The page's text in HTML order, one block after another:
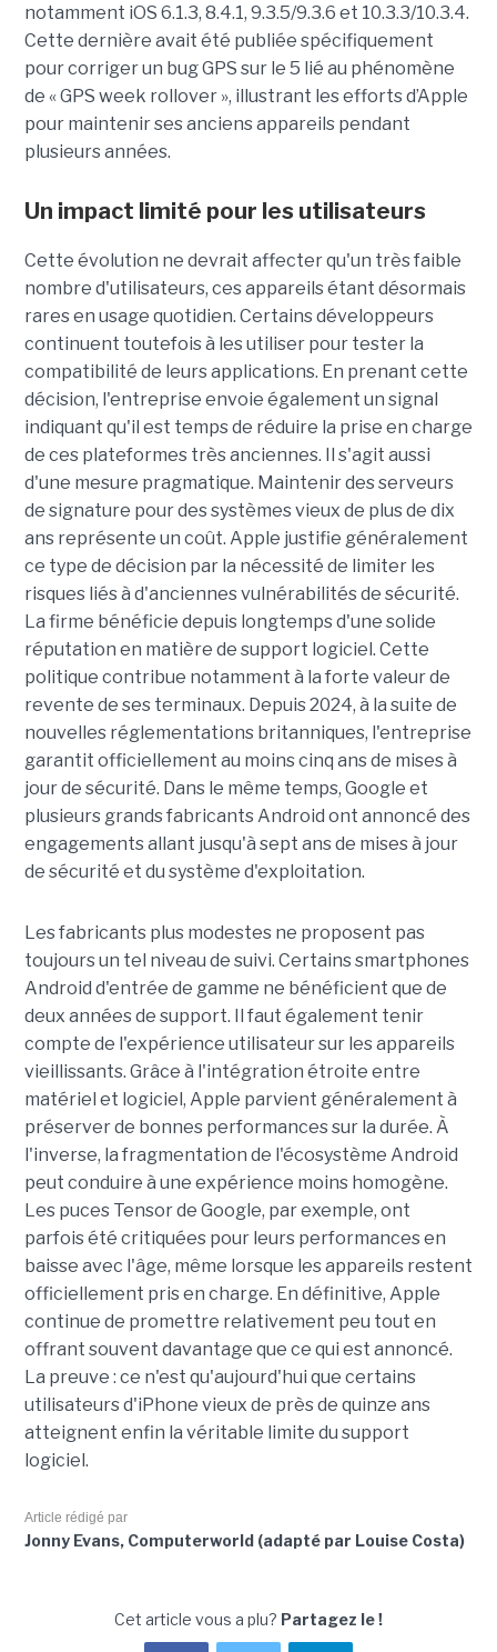
notamment iOS 6.1.3, 8.4.1, 9.3.5/9.3.6 et 10.3.3/10.3.4.
Cette dernière avait été publiée spécifiquement
pour corriger un bug GPS sur le 5 lié au phénomène
de « GPS week rollover », illustrant les efforts d’Apple
pour maintenir ses anciens appareils pendant
plusieurs années.
Un impact limité pour les utilisateurs
Cette évolution ne devrait affecter qu'un très faible
nombre d'utilisateurs, ces appareils étant désormais
rares en usage quotidien. Certains développeurs
continuent toutefois à les utiliser pour tester la
compatibilité de leurs applications. En prenant cette
décision, l'entreprise envoie également un signal
indiquant qu'il est temps de réduire la prise en charge
de ces plateformes très anciennes. Il s'agit aussi
d'une mesure pragmatique. Maintenir des serveurs
de signature pour des systèmes vieux de plus de dix
ans représente un coût. Apple justifie généralement
ce type de décision par la nécessité de limiter les
risques liés à d'anciennes vulnérabilités de sécurité.
La firme bénéficie depuis longtemps d'une solide
réputation en matière de support logiciel. Cette
politique contribue notamment à la forte valeur de
revente de ses terminaux. Depuis 2024, à la suite de
nouvelles réglementations britanniques, l'entreprise
garantit officiellement au moins cinq ans de mises à
jour de sécurité. Dans le même temps, Google et
plusieurs grands fabricants Android ont annoncé des
engagements allant jusqu'à sept ans de mises à jour
de sécurité et du système d'exploitation.
Les fabricants plus modestes ne proposent pas
toujours un tel niveau de suivi. Certains smartphones
Android d'entrée de gamme ne bénéficient que de
deux années de support. Il faut également tenir
compte de l'expérience utilisateur sur les appareils
vieillissants. Grâce à l'intégration étroite entre
matériel et logiciel, Apple parvient généralement à
préserver de bonnes performances sur la durée. À
l'inverse, la fragmentation de l'écosystème Android
peut conduire à une expérience moins homogène.
Les puces Tensor de Google, par exemple, ont
parfois été critiquées pour leurs performances en
baisse avec l'âge, même lorsque les appareils restent
officiellement pris en charge. En définitive, Apple
continue de promettre relativement peu tout en
offrant souvent davantage que ce qui est annoncé.
La preuve : ce n'est qu'aujourd'hui que certains
utilisateurs d'iPhone vieux de près de quinze ans
atteignent enfin la véritable limite du support
logiciel.
Article rédigé par
Jonny Evans, Computerworld (adapté par Louise Costa)
Cet article vous a plu? Partagez le !